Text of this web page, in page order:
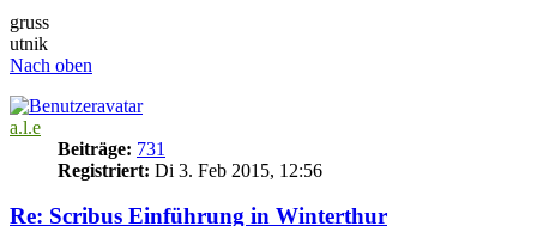
gruss
utnik
Nach oben
a.l.e
Beiträge: 731
Registriert: Di 3. Feb 2015, 12:56
Re: Scribus Einführung in Winterthur